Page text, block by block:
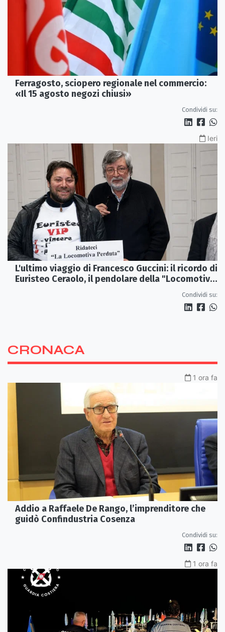
Ferragosto, sciopero regionale nel commercio:
«Il 15 agosto negozi chiusi»
Condividi su:
Ieri
L'ultimo viaggio di Francesco Guccini: il ricordo di
Euristeo Ceraolo, il pendolare della "Locomotiva
Condividi su:
CRONACA
1 ora fa
Addio a Raffaele De Rango, l’imprenditore che
guidò Confindustria Cosenza
Condividi su:
1 ora fa